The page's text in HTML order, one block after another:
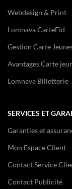
Webdesign & Print
Lomnava CarteFid
Gestion Carte
Avantages Carte
Lomnava Billetterie
SERVICES ET
Garanties et
Mon Espace Client
Contact Service
Contact Publicité